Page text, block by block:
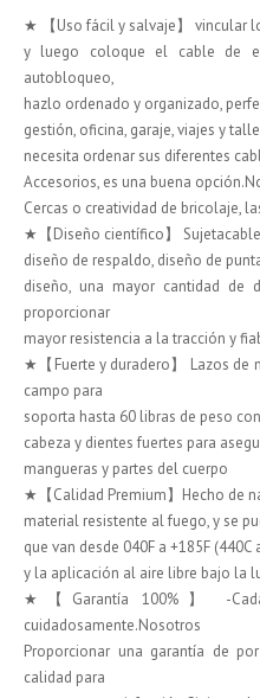
★ 【Uso fácil y salvaje】 vincular
y luego coloque el cable de
autobloqueo,
hazlo ordenado y organizado,
gestión, oficina, garaje, viajes y
necesita ordenar sus diferentes
Accesorios, es una buena
Cercas o creatividad de bricolaje,
★【Diseño científico】
diseño de respaldo, diseño de
diseño, una mayor cantidad de
proporcionar
mayor resistencia a la tracción y
★【Fuerte y duradero】 Lazos de
campo para
soporta hasta 60 libras de peso
cabeza y dientes fuertes para
mangueras y partes del cuerpo
★【Calidad Premium】Hecho de
material resistente al fuego, y se
que van desde 040F a +185F
y la aplicación al aire libre bajo la
★【Garantía 100%】 -
cuidadosamente.Nosotros
Proporcionar una garantía de
calidad para